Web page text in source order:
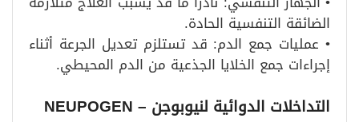
الضائقة التنفسية الحادة.
• عمليات جمع الدم: قد تستلزم تعديل الجرعة أثناء
إجراءات جمع الخلايا الجذعية من الدم المحيطي.
التداخلات الدوائية لنيوبوجن – NEUPOGEN